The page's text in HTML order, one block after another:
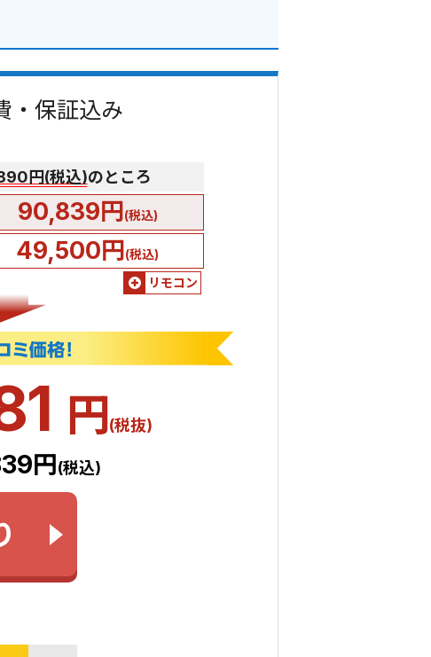
・保証込み
円(税込)のところ
90,839円(税込)
49,500円(税込)
リモコン
円(税抜)
円(税込)